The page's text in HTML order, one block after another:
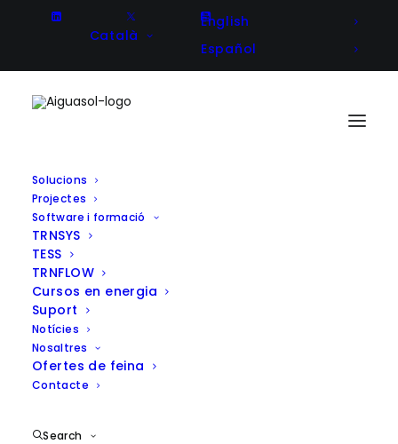
Català
English
Español
Solucions
Projectes
Software i formació
TRNSYS
TESS
TRNFLOW
Cursos en energia
Suport
Notícies
Nosaltres
Ofertes de feina
Contacte
Search
Avenços del projecte
#Descarbagro per a
descarbonizar les cooperatives
agràries
Client